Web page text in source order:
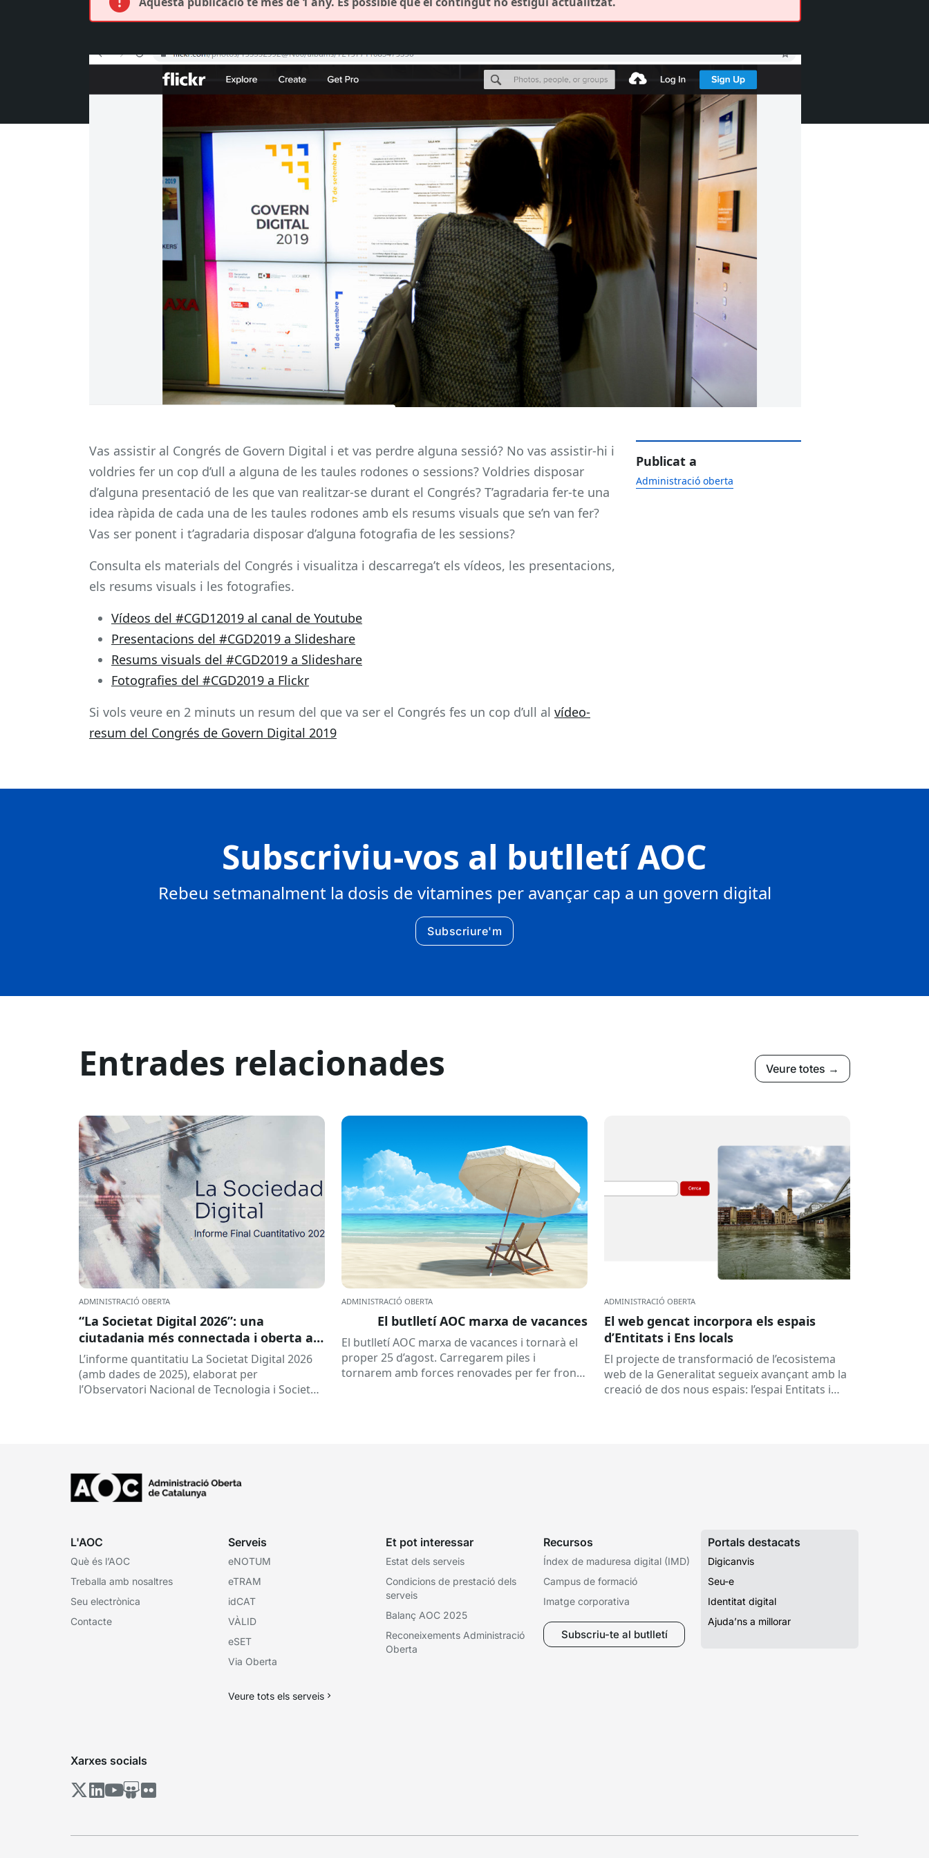
Vas assistir al Congrés de Govern Digital i et vas perdre alguna sessió? No vas assistir-hi i
voldries fer un cop d’ull a alguna de les taules rodones o sessions? Voldries disposar
d’alguna presentació de les que van realitzar-se durant el Congrés? T’agradaria fer-te una
idea ràpida de cada una de les taules rodones amb els resums visuals que se’n van fer?
Vas ser ponent i t’agradaria disposar d’alguna fotografia de les sessions?
Consulta els materials del Congrés i visualitza i descarrega’t els vídeos, les presentacions,
els resums visuals i les fotografies.
Vídeos del #CGD12019 al canal de Youtube
Presentacions del #CGD2019 a Slideshare
Resums visuals del #CGD2019 a Slideshare
Fotografies del #CGD2019 a Flickr
Si vols veure en 2 minuts un resum del que va ser el Congrés fes un cop d’ull al vídeo-
resum del Congrés de Govern Digital 2019
Publicat a
Administració oberta
Subscriviu-vos al butlletí AOC
Rebeu setmanalment la dosis de vitamines per avançar cap a un govern digital
Subscriure'm
Entrades relacionades Veure totes →
ADMINISTRACIÓ OBERTA
“La Societat Digital 2026”: una
ciutadania més connectada i oberta a
la intel·ligència artificial
L’informe quantitatiu La Societat Digital 2026
(amb dades de 2025), elaborat per
l’Observatori Nacional de Tecnologia i Societat
ADMINISTRACIÓ OBERTA
El butlletí AOC marxa de vacances
El butlletí AOC marxa de vacances i tornarà el
proper 25 d’agost. Carregarem piles i
tornarem amb forces renovades per fer front
ADMINISTRACIÓ OBERTA
El web gencat incorpora els espais
d’Entitats i Ens locals
El projecte de transformació de l’ecosistema
web de la Generalitat segueix avançant amb la
creació de dos nous espais: l’espai Entitats i
L'AOC
Què és l’AOC
Treballa amb nosaltres
Seu electrònica
Contacte
Serveis
eNOTUM
eTRAM
idCAT
VÀLID
eSET
Via Oberta
Veure tots els serveis
Et pot interessar
Estat dels serveis
Condicions de prestació dels
serveis
Balanç AOC 2025
Reconeixements Administració
Oberta
Recursos
Índex de maduresa digital (IMD)
Campus de formació
Imatge corporativa
Subscriu-te al butlletí
Portals destacats
Digicanvis
Seu-e
Identitat digital
Ajuda’ns a millorar
Xarxes socials